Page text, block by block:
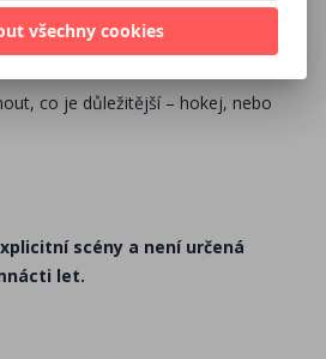
by znamenalo konečně se přestat
co je důležitější – hokej, nebo
scény a není určená
let.
všechny cookies